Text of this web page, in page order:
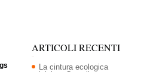
ARTICOLI RECENTI
La cintura ecologica